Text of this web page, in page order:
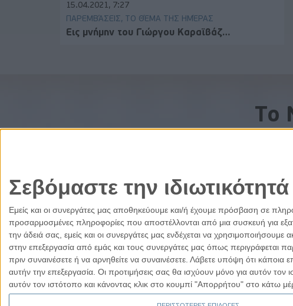
Σεβόμαστε την
Εμείς και οι συνεργάτες μας αποθηκεύουμε και/ή έχουμε πρόσβαση σε
προσαρμοσμένες πληροφορίες που αποστέλλονται από μια συσκευή για
την άδειά σας, εμείς και οι συνεργάτες μας ενδέχεται να
στην επεξεργασία από εμάς και τους συνεργάτες μας όπως περιγράφεται
πριν συναινέσετε ή να αρνηθείτε να συναινέσετε. Λάβετε υπόψη ότι κάποια
αυτήν την επεξεργασία. Οι προτιμήσεις σας θα ισχύουν μόνο για αυτόν
αυτόν τον ιστότοπο και κάνοντας κλικ στο κουμπί "Απορρήτου" στο κάτω
15.04.2021, 7:27
ΠΑΡΕΜΒΆΣΕΙΣ, ΤΟ ΘΈΜΑ ΤΗΣ ΗΜΈΡΑΣ
Εις μνήμην του Γιώργου Καραϊβάζ…
To
Ελλάδα Κύπρος Δικαιοσύνη Πολιτισμός